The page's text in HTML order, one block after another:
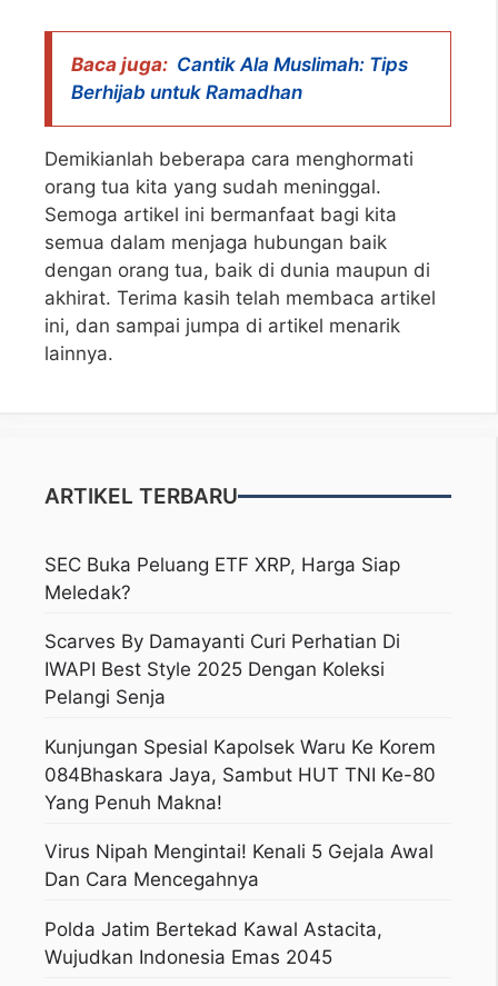
Baca juga: Cantik Ala Muslimah: Tips
Berhijab untuk Ramadhan
Demikianlah beberapa cara menghormati
orang tua kita yang sudah meninggal.
Semoga artikel ini bermanfaat bagi kita
semua dalam menjaga hubungan baik
dengan orang tua, baik di dunia maupun di
akhirat. Terima kasih telah membaca artikel
ini, dan sampai jumpa di artikel menarik
lainnya.
ARTIKEL TERBARU
SEC Buka Peluang ETF XRP, Harga Siap
Meledak?
Scarves By Damayanti Curi Perhatian Di
IWAPI Best Style 2025 Dengan Koleksi
Pelangi Senja
Kunjungan Spesial Kapolsek Waru Ke Korem
084Bhaskara Jaya, Sambut HUT TNI Ke-80
Yang Penuh Makna!
Virus Nipah Mengintai! Kenali 5 Gejala Awal
Dan Cara Mencegahnya
Polda Jatim Bertekad Kawal Astacita,
Wujudkan Indonesia Emas 2045